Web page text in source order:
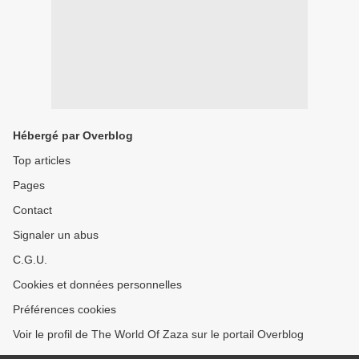
Hébergé par Overblog
Top articles
Pages
Contact
Signaler un abus
C.G.U.
Cookies et données personnelles
Préférences cookies
Voir le profil de The World Of Zaza sur le portail Overblog